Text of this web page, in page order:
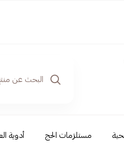
مستلزمات الحج أدوية